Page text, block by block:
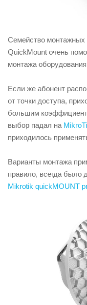
Семейство монтажных
QuickMount очень
монтажа
Если же абонент
от точки доступа,
большим
выбор падал на
приходилось
Варианты монтажа
правило, всегда было
Mikrotik quickMOUNT